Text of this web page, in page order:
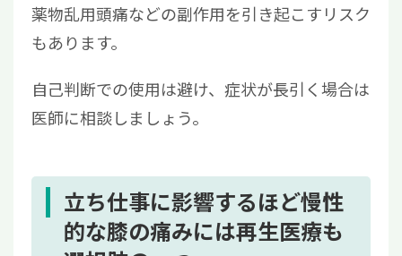
薬物乱用頭痛などの副作用を引き起こすリスク
もあります。
自己判断での使用は避け、症状が長引く場合は
医師に相談しましょう。
立ち仕事に影響するほど慢性
的な膝の痛みには再生医療も